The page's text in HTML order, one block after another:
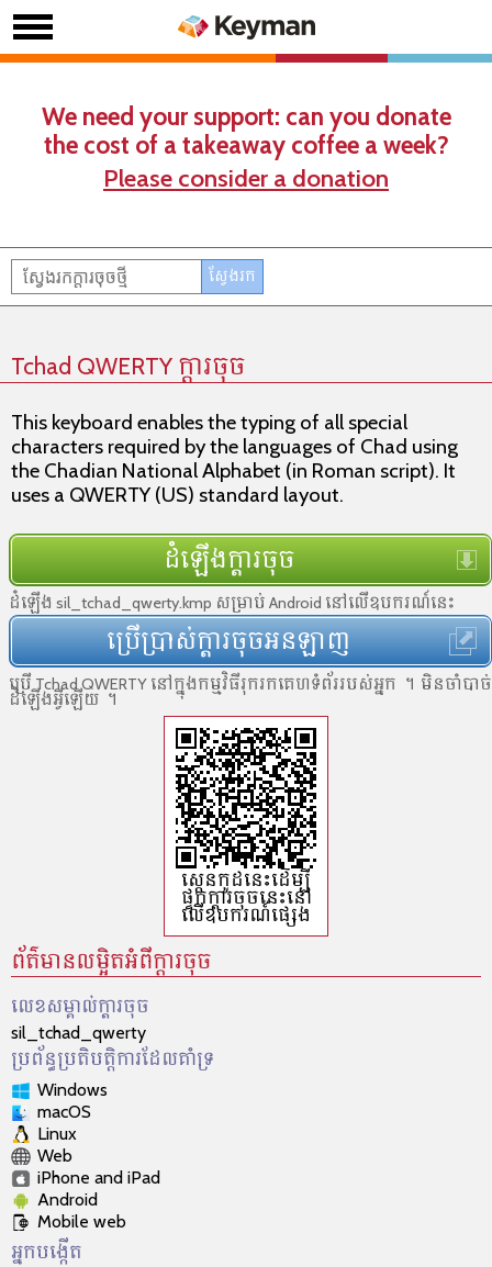
We need your support: can you donate
the cost of a takeaway coffee a week?
Please consider a donation
Tchad QWERTY ក្តារចុច
This keyboard enables the typing of all special
characters required by the languages of Chad using
the Chadian National Alphabet (in Roman script). It
uses a QWERTY (US) standard layout.
ដំឡើងក្ដារចុច
ដំឡើង sil_tchad_qwerty.kmp សម្រាប់ Android នៅលើឧបករណ៍នេះ
ប្រើប្រាស់ក្ដារចុចអនឡាញ
ប្រើ Tchad QWERTY នៅ​ក្នុង​កម្មវិធី​រុករកគេហទំព័រ​របស់​អ្នក ។ មិន​ចាំបាច់​
ដំឡើង​អ្វី​ឡើយ ។
ស្កេនកូដ​នេះដើម្បី​
ផ្ទុក​ក្ដារចុចនេះ​នៅ​
លើ​ឧបករណ៍​ផ្សេង
ព័ត៌មានលម្អិតអំពីក្តារចុច
លេខសម្គាល់​ក្ដារចុច
sil_tchad_qwerty
ប្រព័ន្ធប្រតិបត្តិការដែលគាំទ្រ
Windows
macOS
Linux
Web
iPhone and iPad
Android
Mobile web
អ្នកបង្កើត